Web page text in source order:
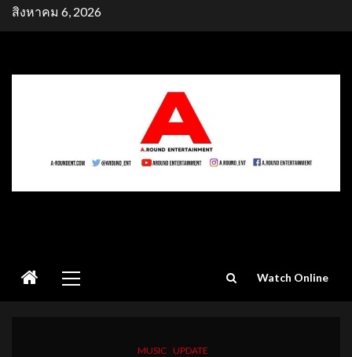
Skipสิงหาคม 6, 2026
Menu
Watch Online
MUSIC UPDATE